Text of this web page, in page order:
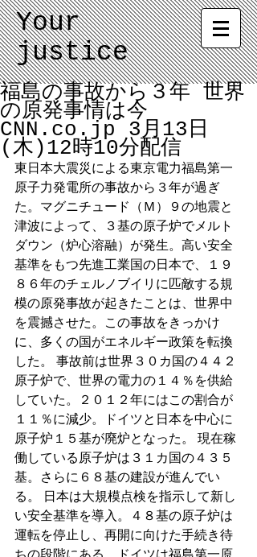
Your
justice
福島の事故から３年 世界
の原発事情は今
CNN.co.jp 3月13日
(木)12時10分配信
東日本大震災による東京電力福島第一
原子力発電所の事故から３年が過ぎ
た。マグニチュード（Ｍ）９の地震と
津波によって、３基の原子炉でメルト
ダウン（炉心溶融）が発生。高い安全
基準をもつ先進工業国の日本で、１９
８６年のチェルノブイリに匹敵する規
模の原発事故が起きたことは、世界中
を震撼させた。この事故をきっかけ
に、多くの国がエネルギー政策を転換
した。 事故前は世界３０カ国の４４２
原子炉で、世界の電力の１４％を供給
していた。２０１２年にはこの割合が
１１％に減少。ドイツと日本を中心に
原子炉１５基が廃炉となった。 現在稼
働している原子炉は３１カ国の４３５
基。さらに６８基の建設が進んでい
る。 日本は大規模点検を指示して新し
い安全基準を導入。４８基の原子炉は
運転を停止し、再開に向けた手続き待